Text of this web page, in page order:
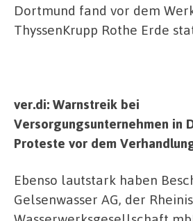
Dortmund fand vor dem
ThyssenKrupp Rothe Erde
ver.di: Warnstreik bei
Versorgungsunternehmen in
Proteste vor dem
Ebenso lautstark haben
Gelsenwasser AG, der